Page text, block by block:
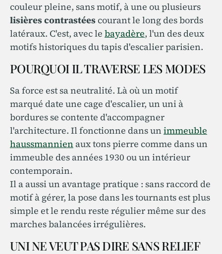
couleur pleine, sans motif, à une ou plusieurs
lisières contrastéescourant le long des bords
latéraux. C'est, avec le bayadère, l'un des deux
motifs historiques du tapis d'escalier parisien.
POURQUOI IL TRAVERSE LES MODES
Sa force est sa neutralité. Là où un motif
marqué date une cage d'escalier, un uni à
bordures se contente d'accompagner
l'architecture. Il fonctionne dans un immeuble
haussmannien aux tons pierre comme dans un
immeuble des années 1930 ou un intérieur
contemporain.
Il a aussi un avantage pratique : sans raccord de
motif à gérer, la pose dans les tournants est plus
simple et le rendu reste régulier même sur des
marches balancées irrégulières.
UNI NE VEUT PAS DIRE SANS RELIEF